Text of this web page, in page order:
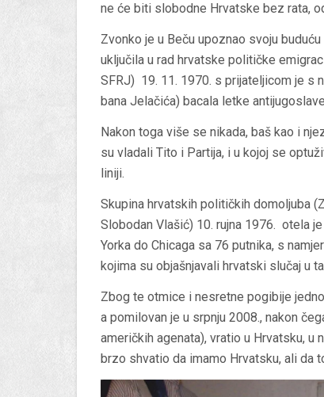
ne će biti slobodne Hrvatske bez rata,
Zvonko je u Beču upoznao svoju
uključila u rad hrvatske političke
SFRJ) 19. 11. 1970. s prijateljicom je s
bana Jelačića) bacala letke
Nakon toga više se nikada, baš kao i
su vladali Tito i Partija, i u kojoj se
liniji.
Skupina hrvatskih političkih domoljuba
Slobodan Vlašić) 10. rujna 1976. otela
Yorka do Chicaga sa 76 putnika, s
kojima su objašnjavali hrvatski slučaj u
Zbog te otmice i nesretne pogibije
a pomilovan je u srpnju 2008., nakon
američkih agenata), vratio u Hrvatsku,
brzo shvatio da imamo Hrvatsku, ali da